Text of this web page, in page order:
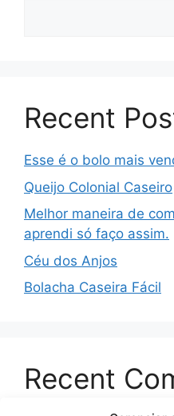
Recent
Esse é o bolo mais
Queijo Colonial Caseiro
Melhor maneira de
aprendi só faço assim.
Céu dos Anjos
Bolacha Caseira Fácil
Recent